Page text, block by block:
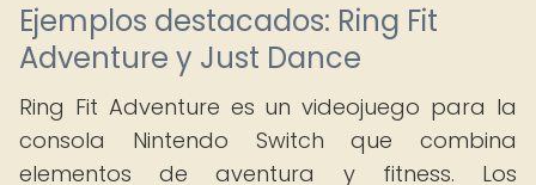
Ejemplos destacados: Ring Fit
Adventure y Just Dance
Ring Fit Adventure es un videojuego para la
consola Nintendo Switch que combina
elementos de aventura y fitness. Los